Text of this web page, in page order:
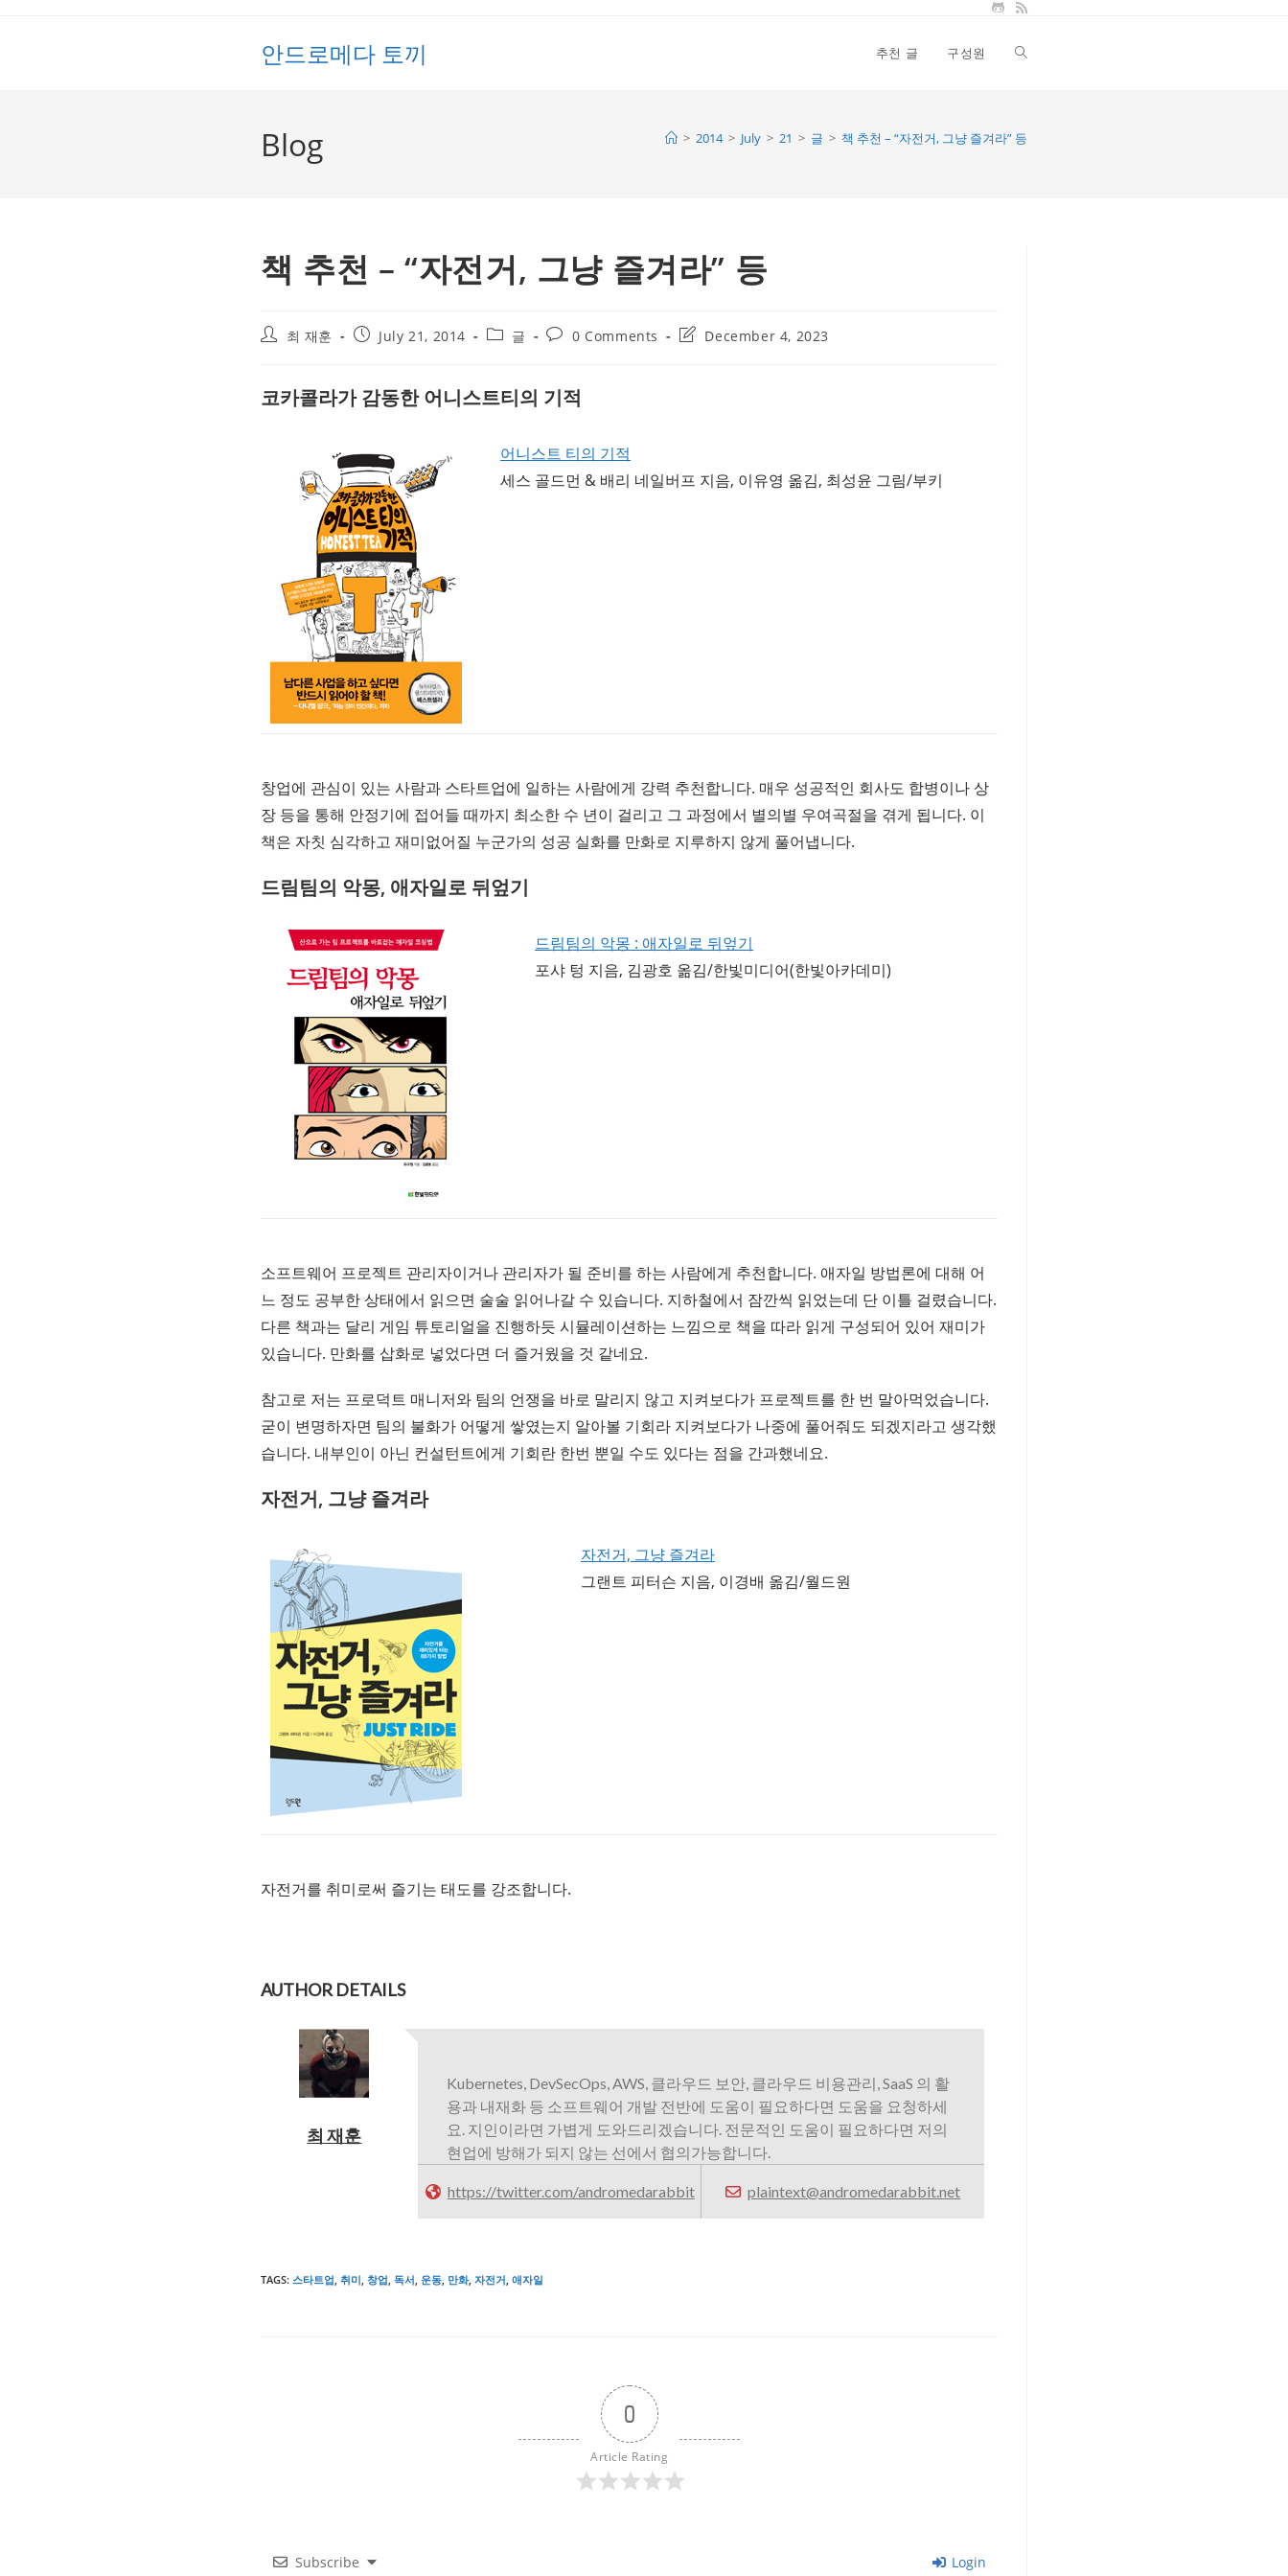
안드로메다 토끼 추천 글 구성원 Toggle
Blog > 2014 > July > 21 > 글 > 책 추천 – “자전거, 그냥 즐겨라” 등
책 추천 – “자전거, 그냥 즐겨라” 등
Post최 재훈
PostJuly 21, 2014
Post글
Post0 Comments
PostDecember 4, 2023
코카콜라가 감동한 어니스트티의 기적
어니스트 티의 기적
세스 골드먼 & 배리 네일버프 지음, 이유영 옮김, 최성윤 그림/부키
창업에 관심이 있는 사람과 스타트업에 일하는 사람에게 강력 추천합니다. 매우 성공적인 회사도 합병이나 상
장 등을 통해 안정기에 접어들 때까지 최소한 수 년이 걸리고 그 과정에서 별의별 우여곡절을 겪게 됩니다. 이
책은 자칫 심각하고 재미없어질 누군가의 성공 실화를 만화로 지루하지 않게 풀어냅니다.
드림팀의 악몽, 애자일로 뒤엎기
드림팀의 악몽 : 애자일로 뒤엎기
포샤 텅 지음, 김광호 옮김/한빛미디어(한빛아카데미)
소프트웨어 프로젝트 관리자이거나 관리자가 될 준비를 하는 사람에게 추천합니다. 애자일 방법론에 대해 어
느 정도 공부한 상태에서 읽으면 술술 읽어나갈 수 있습니다. 지하철에서 잠깐씩 읽었는데 단 이틀 걸렸습니다.
다른 책과는 달리 게임 튜토리얼을 진행하듯 시뮬레이션하는 느낌으로 책을 따라 읽게 구성되어 있어 재미가
있습니다. 만화를 삽화로 넣었다면 더 즐거웠을 것 같네요.
참고로 저는 프로덕트 매니저와 팀의 언쟁을 바로 말리지 않고 지켜보다가 프로젝트를 한 번 말아먹었습니다.
굳이 변명하자면 팀의 불화가 어떻게 쌓였는지 알아볼 기회라 지켜보다가 나중에 풀어줘도 되겠지라고 생각했
습니다. 내부인이 아닌 컨설턴트에게 기회란 한번 뿐일 수도 있다는 점을 간과했네요.
자전거, 그냥 즐겨라
자전거, 그냥 즐겨라
그랜트 피터슨 지음, 이경배 옮김/월드원
자전거를 취미로써 즐기는 태도를 강조합니다.
AUTHOR DETAILS
최 재훈
Kubernetes, DevSecOps, AWS, 클라우드 보안, 클라우드 비용관리, SaaS 의 활
용과 내재화 등 소프트웨어 개발 전반에 도움이 필요하다면 도움을 요청하세
요. 지인이라면 가볍게 도와드리겠습니다. 전문적인 도움이 필요하다면 저의
현업에 방해가 되지 않는 선에서 협의가능합니다.
https://twitter.com/andromedarabbit plaintext@andromedarabbit.net
TAGS: 스타트업 취미 창업 독서 운동 만화, 자전거 애자일
0
Article Rating
Subscribe Login